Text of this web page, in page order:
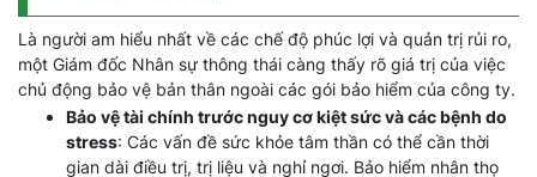
Là người am hiểu nhất về các chế độ phúc lợi và quản trị rủi ro,
một Giám đốc Nhân sự thông thái càng thấy rõ giá trị của việc
chủ động bảo vệ bản thân ngoài các gói bảo hiểm của công ty.
Bảo vệ tài chính trước nguy cơ kiệt sức và các bệnh do
stress: Các vấn đề sức khỏe tâm thần có thể cần thời
gian dài điều trị, trị liệu và nghỉ ngơi. Bảo hiểm nhân thọ